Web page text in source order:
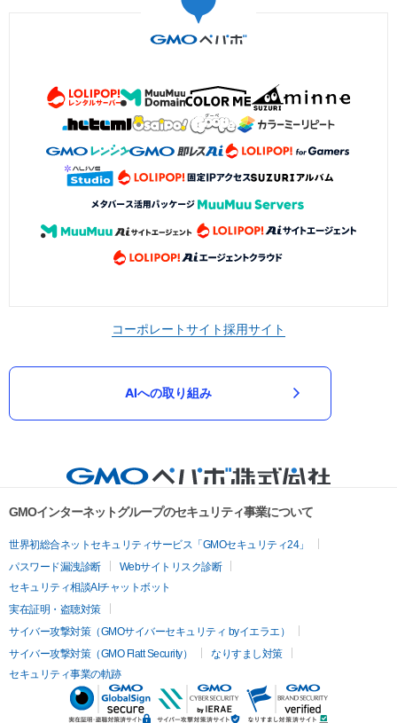
コーポレートサイト採用サイト
AIへの取り組み
GMOインターネットグループのセキュリティ事業について
世界初総合ネットセキュリティサービス「GMOセキュリティ24」
パスワード漏洩診断
Webサイトリスク診断
セキュリティ相談AIチャットボット
実在証明・盗聴対策
サイバー攻撃対策（GMOサイバーセキュリティ byイエラエ）
サイバー攻撃対策（GMO Flatt Security）
なりすまし対策
セキュリティ事業の軌跡